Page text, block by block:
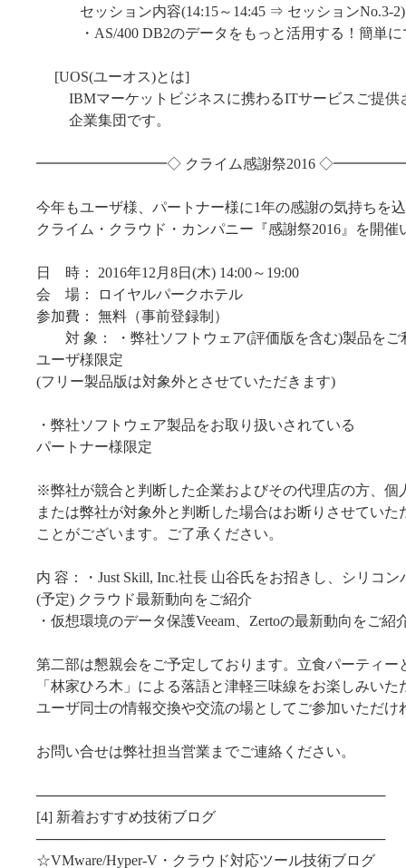
セッション内容(14:15～14:45 ⇒ セッションNo.3-2)
・AS/400 DB2のデータをもっと活用する！簡単に
[UOS(ユーオス)とは]
IBMマーケットビジネスに携わるITサービスご提供
企業集団です。
━━━━━━━━━◇ クライム感謝祭2016
今年もユーザ様、パートナー様に1年の感謝の気持ちを
クライム・クラウド・カンパニー『感謝祭2016』を開催
日 時： 2016年12月8日(木) 14:00～19:00
会 場： ロイヤルパークホテル
参加費： 無料（事前登録制）
対 象： ・弊社ソフトウェア(評価版を含む)製品をご
ユーザ様限定
(フリー製品版は対象外とさせていただきます)
・弊社ソフトウェア製品をお取り扱いされている
パートナー様限定
※弊社が競合と判断した企業およびその代理店の方、個
または弊社が対象外と判断した場合はお断りさせていた
ことがございます。ご了承ください。
内 容：・Just Skill, Inc.社長 山谷氏をお招きし、シリコン
(予定) クラウド最新動向をご紹介
・仮想環境のデータ保護Veeam、Zertoの最新動向をご紹
第二部は懇親会をご予定しております。立食パーティー
「林家ひろ木」による落語と津軽三味線をお楽しみいた
ユーザ同士の情報交換や交流の場としてご参加いただけ
お問い合せは弊社担当営業までご連絡ください。
───────────────────────────────────
[4] 新着おすすめ技術ブログ
───────────────────────────────────
☆VMware/Hyper-V・クラウド対応ツール技術ブログ